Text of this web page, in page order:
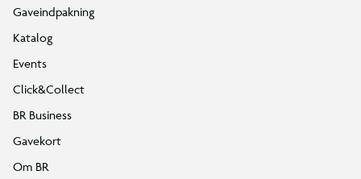
Gaveindpakning
Katalog
Events
Click&Collect
BR Business
Gavekort
Om BR